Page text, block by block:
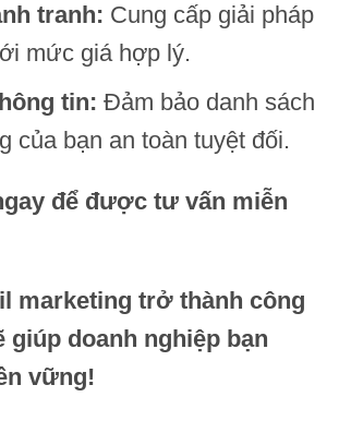
tranh: Cung cấp giải pháp
mức giá hợp lý.
tin: Đảm bảo danh sách
của bạn an toàn tuyệt đối.
để được tư vấn miễn
marketing trở thành công
giúp doanh nghiệp bạn
vững!